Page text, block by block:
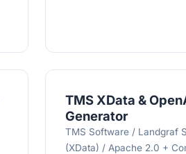
TMS XData &
Generator
TMS Software / Landgraf
(XData) / Apache 2.0 +